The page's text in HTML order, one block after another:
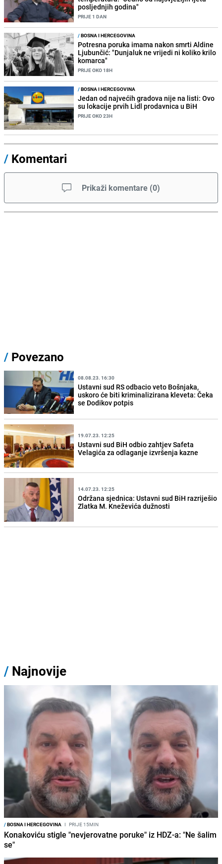
posljednjih godina"
PRIJE 1 DAN
/BOSNA I HERCEGOVINA
Potresna poruka imama nakon smrti Aldine
Ljubunčić: "Dunjaluk ne vrijedi ni koliko krilo
komarca"
PRIJE OKO 18H
/BOSNA I HERCEGOVINA
Jedan od najvećih gradova nije na listi: Ovo
su lokacije prvih Lidl prodavnica u BiH
PRIJE OKO 23H
/ Komentari
Prikaži komentare (0)
/ Povezano
08.08.23. 16:30
Ustavni sud RS odbacio veto Bošnjaka,
uskoro će biti kriminalizirana kleveta: Čeka
se Dodikov potpis
19.07.23. 12:25
Ustavni sud BiH odbio zahtjev Safeta
Velagića za odlaganje izvršenja kazne
14.07.23. 12:25
Održana sjednica: Ustavni sud BiH razriješio
Zlatka M. Kneževića dužnosti
/ Najnovije
/BOSNA I HERCEGOVINA I PRIJE 15MIN
Konakoviću stigle "nevjerovatne poruke" iz HDZ-a: "Ne šalim
se"